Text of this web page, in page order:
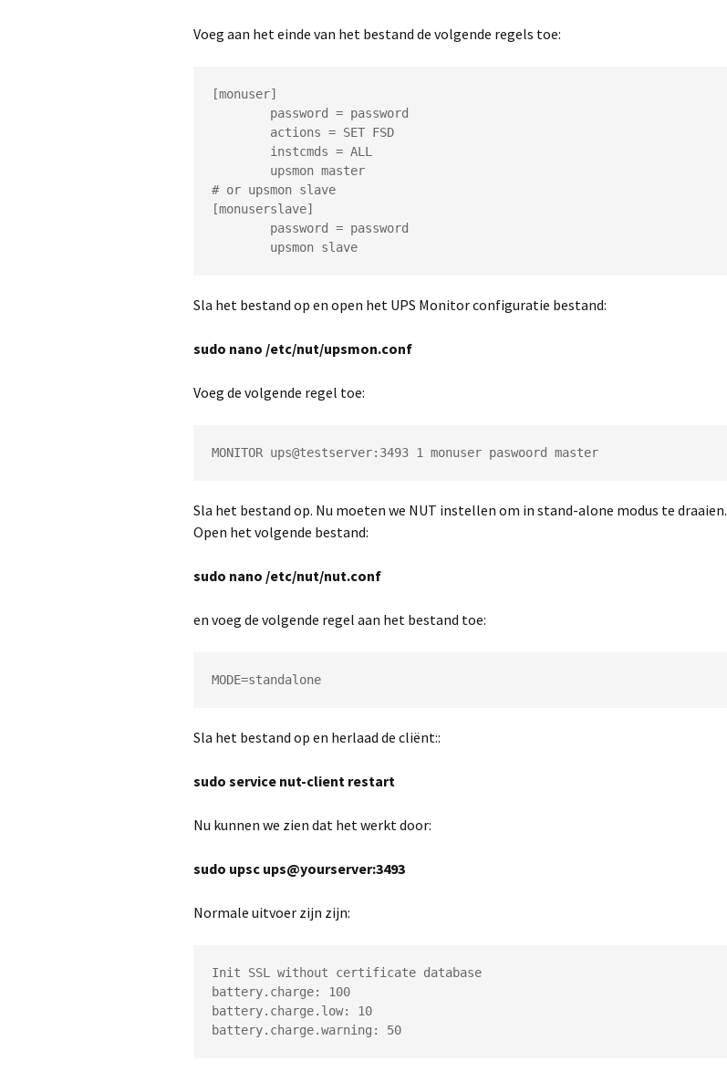
Voeg aan het einde van het bestand de volgende regels toe:
[monuser]
# or upsmon slave
[monuserslave]
Sla het bestand op en open het UPS Monitor configuratie bestand:
sudo nano /etc/nut/upsmon.conf
Voeg de volgende regel toe:
MONITOR ups@testserver:3493 1 monuser paswoord master
Sla het bestand op. Nu moeten we NUT instellen om in stand-alone modus te draaien.
Open het volgende bestand:
sudo nano /etc/nut/nut.conf
en voeg de volgende regel aan het bestand toe:
MODE=standalone
Sla het bestand op en herlaad de cliënt::
sudo service nut-client restart
Nu kunnen we zien dat het werkt door:
sudo upsc ups@yourserver:3493
Normale uitvoer zijn zijn:
Init SSL without certificate database
battery.charge: 100
battery.charge.low: 10
battery.charge.warning: 50